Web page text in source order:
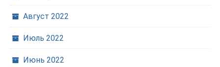
Август 2022
Июль 2022
Июнь 2022